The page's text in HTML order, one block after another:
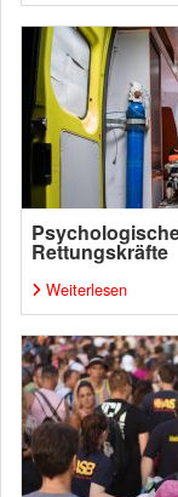
Rettungskräfte
Weiterlesen